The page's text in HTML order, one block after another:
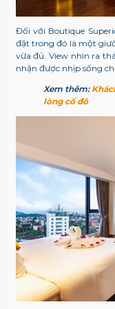
Đối với Boutique
đặt trong đó là một
vừa đủ. View nhìn ra
nhận được nhịp sống
Xem thêm:
lòng cố đô